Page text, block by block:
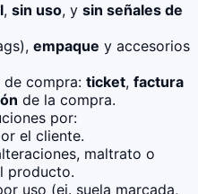
, sin uso, y sin señales de
empaque y accesorios
de compra: ticket, factura
de la compra.
por:
el cliente.
maltrato o
producto.
uso (ej. suela marcada,